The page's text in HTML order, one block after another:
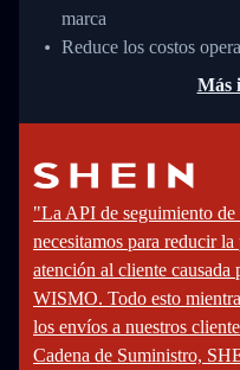
marca
Reduce los costos
Más
"La API de seguimiento
necesitamos para reducir
atención al cliente
WISMO. Todo esto
los envíos a nuestros
Cadena de Suministro,